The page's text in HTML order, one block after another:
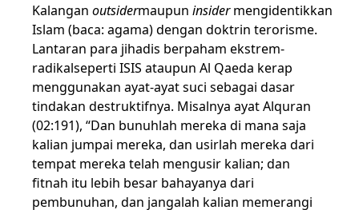
Kalangan outsidermaupun insidermengidentikkan
Islam (baca: agama) dengan doktrin terorisme.
Lantaran para jihadis berpaham ekstrem-
radikalseperti ISIS ataupun Al Qaeda kerap
menggunakan ayat-ayat suci sebagai dasar
tindakan destruktifnya. Misalnya ayat Alquran
(02:191), “Dan bunuhlah mereka di mana saja
kalian jumpai mereka, dan usirlah mereka dari
tempat mereka telah mengusir kalian; dan
fitnah itu lebih besar bahayanya dari
pembunuhan, dan jangalah kalian memerangi